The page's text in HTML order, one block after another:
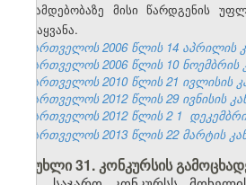
თანამდებობაზე მისი წარდგენის
გადაყვანა.
საქართველოს 2006 წლის 14 აპრილის
საქართველოს 2006 წლის 10 ნოემბრის
საქართველოს 2010 წლის 21 ივლისის
საქართველოს 2012 წლის 29 ივნისის
საქართველოს 2012 წლის 2 1
საქართველოს 2013 წლის 22 მარტის
მუხლი 31. კონკურსის